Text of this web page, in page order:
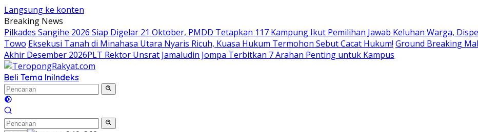
Langsung ke konten
Breaking News
Pilkades Sangihe 2026 Siap Digelar 21 Oktober, PMDD Tetapkan 117 Kampung Ikut Pemilihan Jawab Keluhan Warga,
Towo Eksekusi Tanah di Minahasa Utara Nyaris Ricuh, Kuasa Hukum Termohon Sebut Cacat Hukum! Ground Breaking
Akhir Desember 2026​PLT Rektor Unsrat Jamaludin Jompa Terbitkan 7 Arahan Penting untuk Kampus
Beli Tema IniIndeks